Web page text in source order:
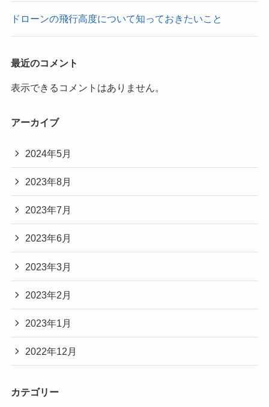
ドローンの飛行高度について知っておきたいこと
最近のコメント
表示できるコメントはありません。
アーカイブ
2024年5月
2023年8月
2023年7月
2023年6月
2023年3月
2023年2月
2023年1月
2022年12月
カテゴリー